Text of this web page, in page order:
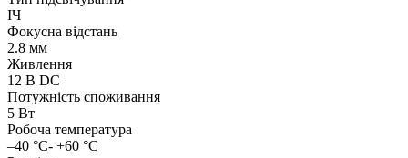
ІЧ
Фокусна відстань
2.8 мм
Живлення
12 В DC
Потужність споживання
5 Вт
Робоча температура
–40 °C- +60 °C